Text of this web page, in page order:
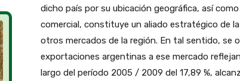
dicho país por su ubicación geográfica, así
comercial, constituye un aliado estratégico de
otros mercados de la región. En tal sentido, se
exportaciones argentinas a ese mercado
largo del período 2005 / 2009 del 17,89 %,